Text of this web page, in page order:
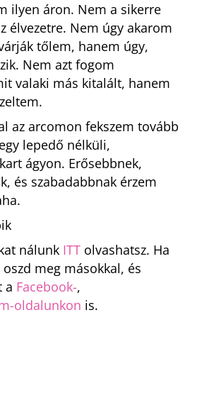
ilyen áron. Nem a sikerre
élvezetre. Nem úgy akarom
tőlem, hanem úgy,
Nem azt fogom
valaki más kitalált, hanem
az arcomon fekszem tovább
lepedő nélküli,
ágyon. Erősebbnek,
és szabadabbnak érzem
nálunk ITT olvashatsz. Ha
meg másokkal, és
a Facebook-,
oldalunkon is.